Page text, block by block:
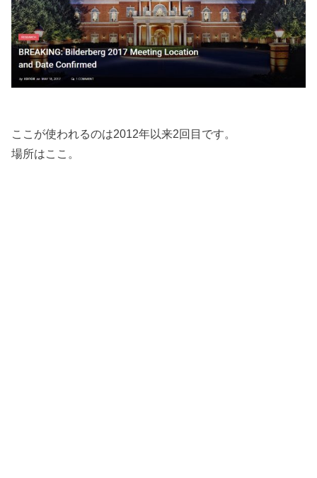
ここが使われるのは2012年以来2回目です。
場所はここ。